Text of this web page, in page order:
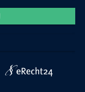
mit anderen
auf Grundlage